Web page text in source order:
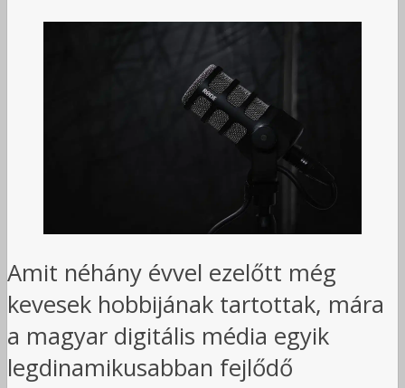
Amit néhány évvel ezelőtt még
kevesek hobbijának tartottak, mára
a magyar digitális média egyik
legdinamikusabban fejlődő